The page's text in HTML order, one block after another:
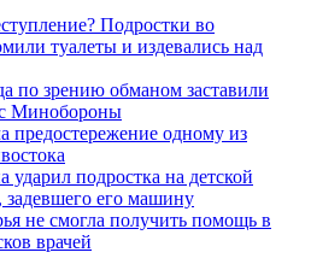
Подростки во
туалеты и издевались над
по зрению обманом заставили
с Минобороны
предостережение одному из
подростка на детской
задевшего его машину
не смогла получить помощь в
врачей